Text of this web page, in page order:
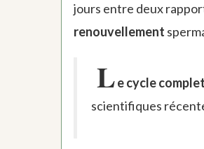
jours entre deux
renouvellement
Le cycle
scientifiques